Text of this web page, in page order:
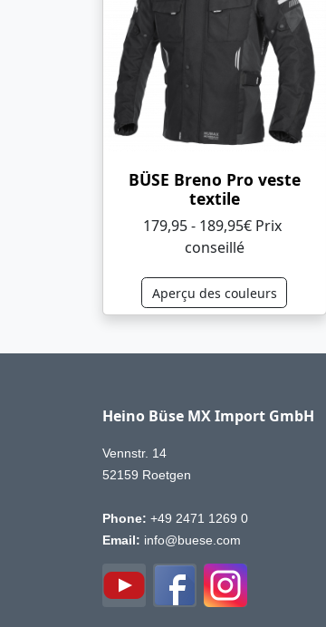
BÜSE Breno Pro veste
textile
179,95 - 189,95€ Prix ​​
conseillé
Aperçu des couleurs
Heino Büse MX Import GmbH
Vennstr. 14
52159 Roetgen
Phone: +49 2471 1269 0
Email: info@buese.com